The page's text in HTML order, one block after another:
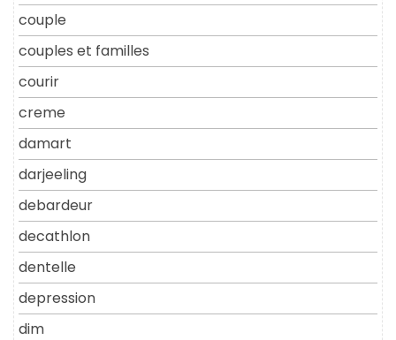
couple
couples et familles
courir
creme
damart
darjeeling
debardeur
decathlon
dentelle
depression
dim